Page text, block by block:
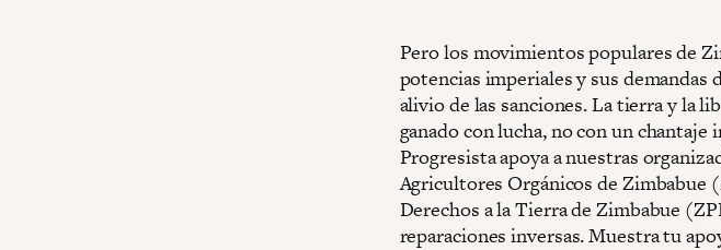
Pero los movimientos populares de
potencias imperiales y sus demandas
alivio de las sanciones. La tierra y la
ganado con lucha, no con un
Progresista apoya a nuestras
Agricultores Orgánicos de
Derechos a la Tierra de Zimbabue
reparaciones inversas. Muestra tu